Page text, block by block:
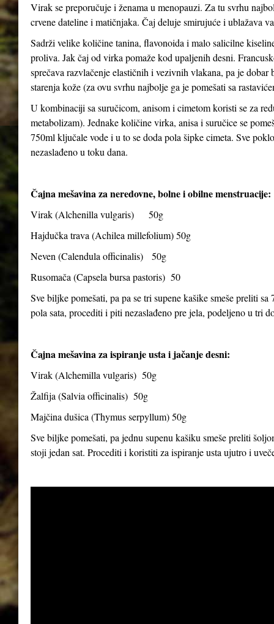
Virak se preporučuje i ženama u menopauzi. Za tu svrhu
crvene dateline i matičnjaka. Čaj deluje smirujuće i ublažava
Sadrži velike količine tanina, flavonoida i malo salicilne
proliva. Jak čaj od virka pomaže kod upaljenih desni.
sprečava razvlačenje elastičnih i vezivnih vlakana, pa je
starenja kože (za ovu svrhu najbolje ga je pomešati sa
U kombinaciji sa suručicom, anisom i cimetom koristi se za
metabolizam). Jednake količine virka, anisa i suručice se
750ml ključale vode i u to se doda pola šipke cimeta. Sve
nezaslađeno u toku dana.
Čajna mešavina za neredovne, bolne i obilne menstruacije:
Virak (Alchenilla vulgaris) 50g
Hajdučka trava (Achilea millefolium) 50g
Neven (Calendula officinalis) 50g
Rusomača (Capsela bursa pastoris) 50
Sve biljke pomešati, pa pa se tri supene kašike smeše preliti
pola sata, procediti i piti nezaslađeno pre jela, podeljeno u tri
Čajna mešavina za ispiranje usta i jačanje desni:
Virak (Alchemilla vulgaris) 50g
Žalfija (Salvia officinalis) 50g
Majčina dušica (Thymus serpyllum) 50g
Sve biljke pomešati, pa jednu supenu kašiku smeše preliti
stoji jedan sat. Procediti i koristiti za ispiranje usta ujutro i